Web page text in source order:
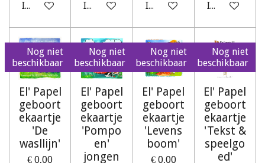
In winkelwagenIn winkelwagenIn winkelwagenIn
Nog niet
beschikbaar
El' Papel
geboort
ekaartje
'De
wasllijn'
€ 0,00
Nog niet
beschikbaar
El' Papel
geboort
ekaartje
'Pompo
en'
jongen
Nog niet
beschikbaar
El' Papel
geboort
ekaartje
'Levens
boom'
€ 0,00
Nog niet
beschikbaar
El' Papel
geboort
ekaartje
'Tekst &
speelgo
ed'